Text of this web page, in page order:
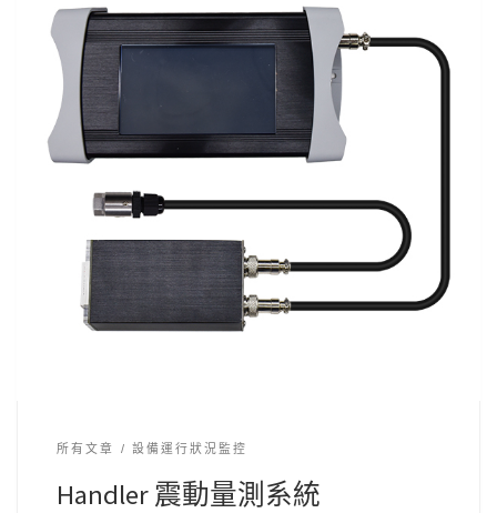
所有文章 設備運行狀況監控
Handler 震動量測系統